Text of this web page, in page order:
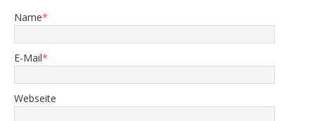
Name*
E-Mail*
Webseite